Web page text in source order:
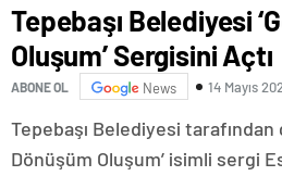
Tepebaşı Belediyesi
Oluşum’ Sergisini Açtı
ABONE OL News 14 Mayıs
Tepebaşı Belediyesi
Dönüşüm Oluşum’ isimli sergi